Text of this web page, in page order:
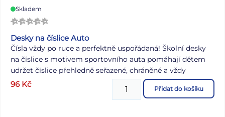
Skladem
Desky na číslice Auto
Čísla vždy po ruce a perfektně uspořádaná! Školní desky
na číslice s motivem sportovního auta pomáhají dětem
udržet číslice přehledně seřazené, chráněné a vždy
připravené k použití. Ať už při školní výuce nebo domácím
procvičování, děti budou mít vše pohromadě a snadno
96 Kč Přidat do košíku